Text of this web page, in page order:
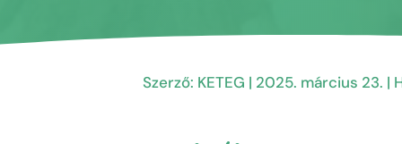
Szerző: KETEG | 2025. március 23. |